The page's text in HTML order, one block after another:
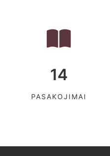
14
PASAKOJIMAI